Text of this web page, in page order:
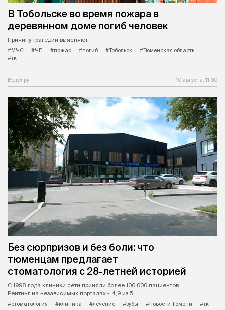
В Тобольске во время пожара в
деревянном доме погиб человек
Причину трагедии выясняют.
#МЧС
#ЧП #пожар #погиб #Тобольск
#Тюменская область
#тк
Вслух.ру 10 августа, 11:30
Без сюрпризов и без боли: что
тюменцам предлагает
стоматология с 28-летней историей
С 1998 года клиники сети приняли более 100 000 пациентов.
Рейтинг на независимых порталах - 4,9 из 5.
#стоматология
#клиника #лечение #зубы #новости Тюмени #тк